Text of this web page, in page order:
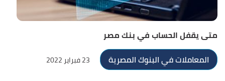
متى يقفل الحساب في بنك مصر
المعاملات في البنوك المصرية
23 فبراير 2022